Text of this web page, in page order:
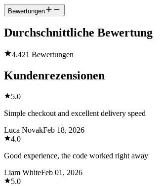
Bewertungen
Durchschnittliche Bewertung
4.421 Bewertungen
Kundenrezensionen
5.0
Simple checkout and excellent delivery speed
Luca NovakFeb 18, 2026
4.0
Good experience, the code worked right away
Liam WhiteFeb 01, 2026
5.0